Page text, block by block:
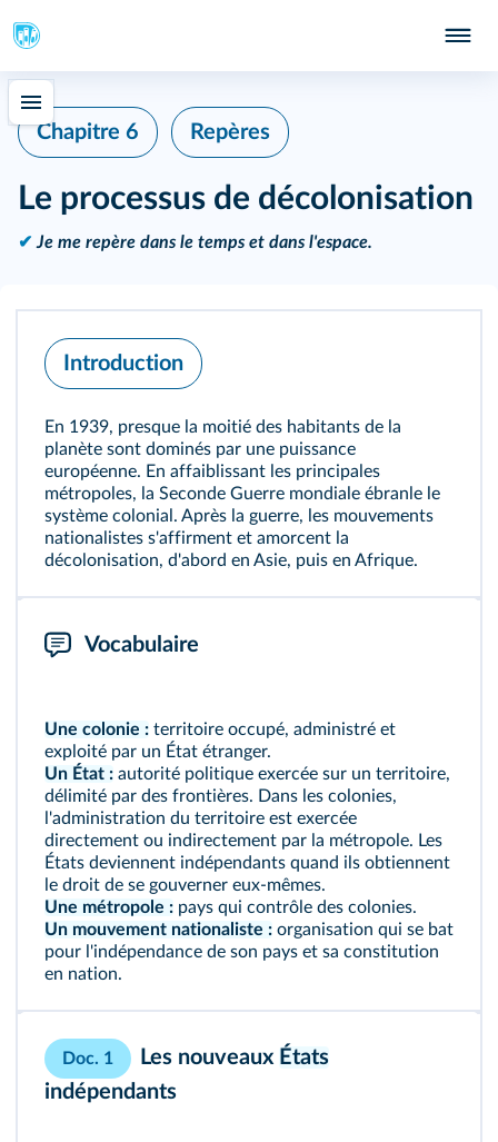
Chapitre 6 Repères
Le processus de décolonisation
✔ Je me repère dans le temps et dans l'espace.
Introduction
En 1939, presque la moitié des habitants de la
planète sont dominés par une puissance
européenne. En affaiblissant les principales
métropoles, la Seconde Guerre mondiale ébranle le
système colonial. Après la guerre, les mouvements
nationalistes s'affirment et amorcent la
décolonisation, d'abord en Asie, puis en Afrique.
Vocabulaire
Une colonie : territoire occupé, administré et
exploité par un État étranger.
Un État : autorité politique exercée sur un territoire,
délimité par des frontières. Dans les colonies,
l'administration du territoire est exercée
directement ou indirectement par la métropole. Les
États deviennent indépendants quand ils obtiennent
le droit de se gouverner eux-mêmes.
Une métropole : pays qui contrôle des colonies.
Un mouvement nationaliste : organisation qui se bat
pour l'indépendance de son pays et sa constitution
en nation.
Doc. 1 Les nouveaux États
indépendants